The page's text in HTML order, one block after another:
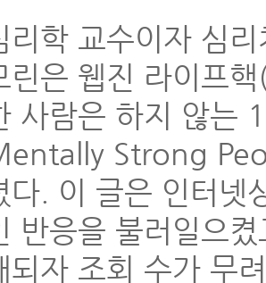
리학 교수이자 심
린은 웹진 라이프
사람은 하지 않는
Strong
다. 이 글은 인터넷
반응을 불러일으켰
되자 조회 수가 무